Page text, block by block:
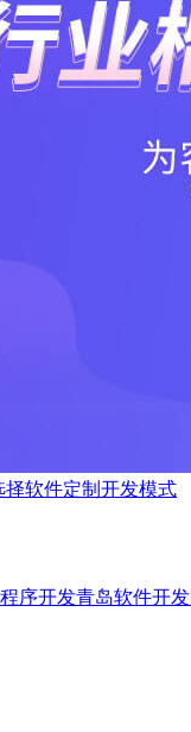
择软件定制开发模式
序开发青岛软件开发